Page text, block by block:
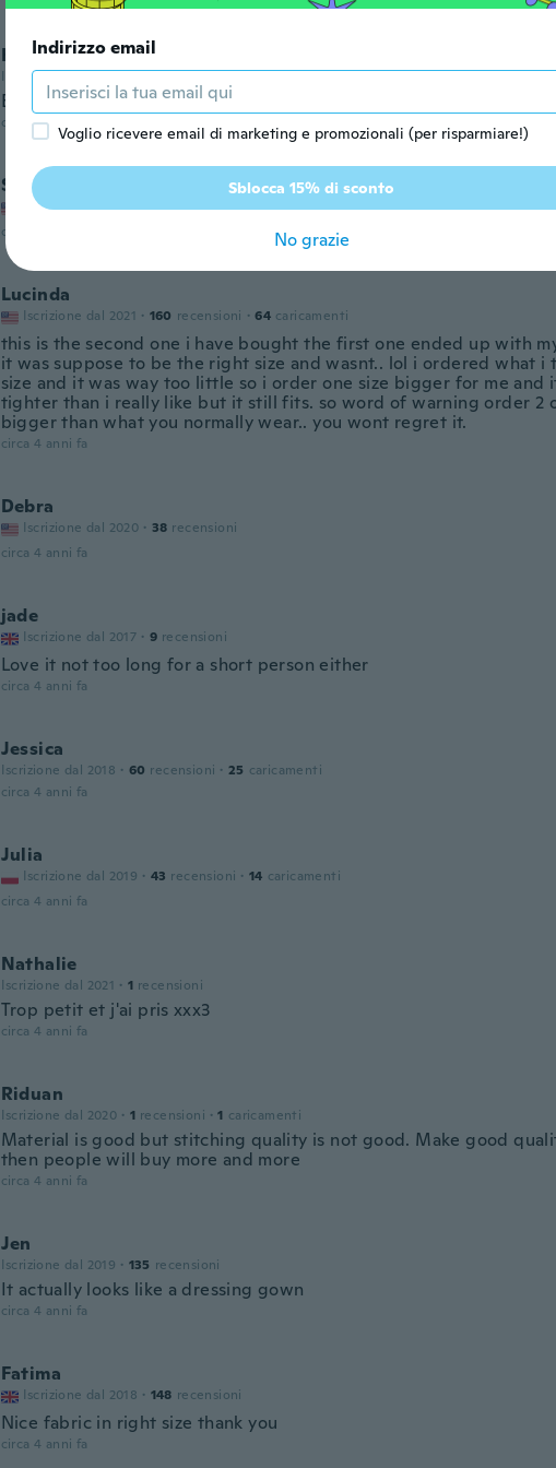
Helen
Iscrizione dal 2017 · 28 recensioni
Exactly like the picture. Size was just right. Happy with my
circa 4 anni fa
Stephanie
Iscrizione dal 2017 · 383 recensioni
circa 4 anni fa
Lucinda
Iscrizione dal 2021 · 160 recensioni · 64 caricamenti
this is the second one i have bought the first one ended up with
it was suppose to be the right size and wasnt.. lol i ordered what i
size and it was way too little so i order one size bigger for me and
tighter than i really like but it still fits. so word of warning order 2
bigger than what you normally wear.. you wont regret it.
circa 4 anni fa
Debra
Iscrizione dal 2020 · 38 recensioni
circa 4 anni fa
jade
Iscrizione dal 2017 · 9 recensioni
Love it not too long for a short person either
circa 4 anni fa
Jessica
Iscrizione dal 2018 · 60 recensioni · 25 caricamenti
circa 4 anni fa
Julia
Iscrizione dal 2019 · 43 recensioni · 14 caricamenti
circa 4 anni fa
Nathalie
Iscrizione dal 2021 · 1 recensioni
Trop petit et j'ai pris xxx3
circa 4 anni fa
Riduan
Iscrizione dal 2020 · 1 recensioni · 1 caricamenti
Material is good but stitching quality is not good. Make good
then people will buy more and more
circa 4 anni fa
Jen
Iscrizione dal 2019 · 135 recensioni
It actually looks like a dressing gown
circa 4 anni fa
Fatima
Iscrizione dal 2018 · 148 recensioni
Nice fabric in right size thank you
circa 4 anni fa
Indirizzo email
Voglio ricevere email di marketing e promozionali (per risparmiare!)
Sblocca 15% di sconto
No grazie